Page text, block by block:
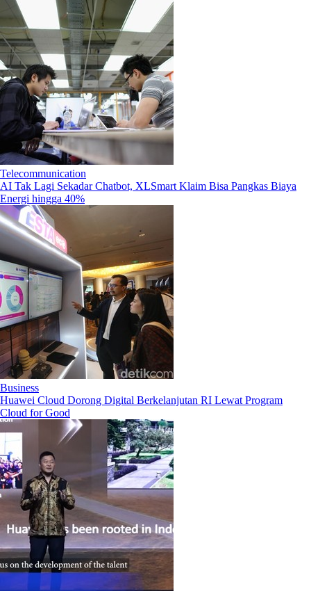
Telecommunication
AI Tak Lagi Sekadar Chatbot, XLSmart Klaim Bisa Pangkas Biaya
Energi hingga 40%
Business
Huawei Cloud Dorong Digital Berkelanjutan RI Lewat Program
Cloud for Good